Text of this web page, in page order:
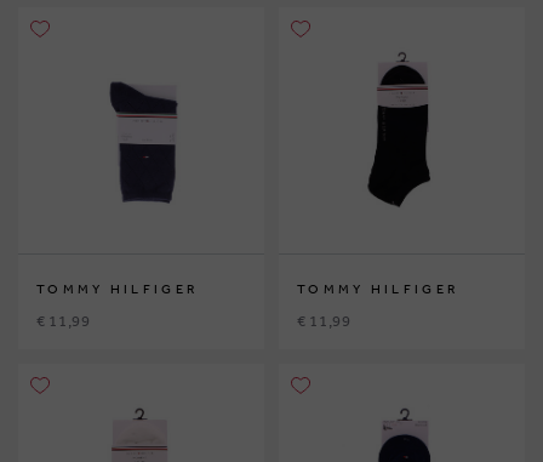
TOMMY HILFIGER
€ 11,99
TOMMY HILFIGER
€ 11,99